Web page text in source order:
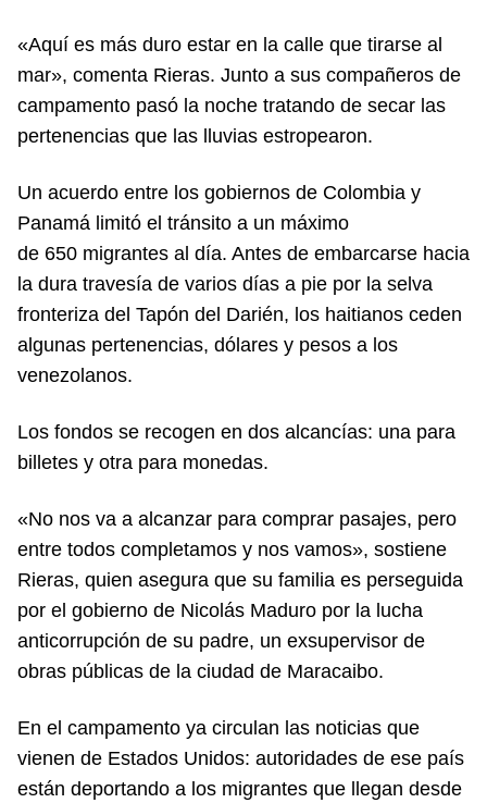
«Aquí es más duro estar en la calle que tirarse al
mar», comenta Rieras. Junto a sus compañeros de
campamento pasó la noche tratando de secar las
pertenencias que las lluvias estropearon.
Un acuerdo entre los gobiernos de Colombia y
Panamá limitó el tránsito a un máximo
de 650 migrantes al día. Antes de embarcarse hacia
la dura travesía de varios días a pie por la selva
fronteriza del Tapón del Darién, los haitianos ceden
algunas pertenencias, dólares y pesos a los
venezolanos.
Los fondos se recogen en dos alcancías: una para
billetes y otra para monedas.
«No nos va a alcanzar para comprar pasajes, pero
entre todos completamos y nos vamos», sostiene
Rieras, quien asegura que su familia es perseguida
por el gobierno de Nicolás Maduro por la lucha
anticorrupción de su padre, un exsupervisor de
obras públicas de la ciudad de Maracaibo.
En el campamento ya circulan las noticias que
vienen de Estados Unidos: autoridades de ese país
están deportando a los migrantes que llegan desde